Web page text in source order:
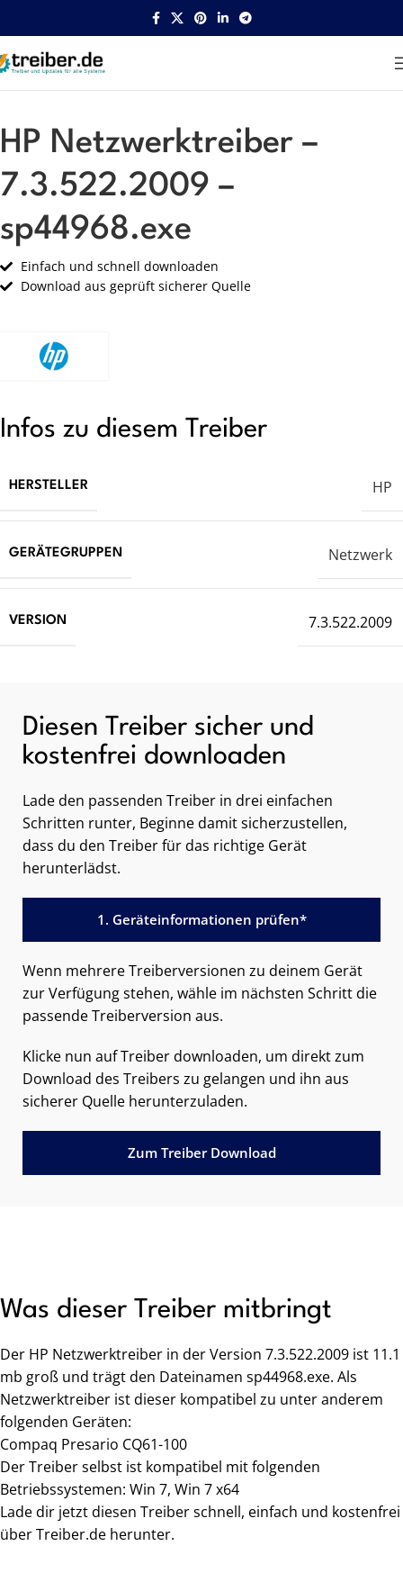
Startseite HP Netzwerk
HP Netzwerktreiber –
7.3.522.2009 –
sp44968.exe
Einfach und schnell downloaden
Download aus geprüft sicherer Quelle
Infos zu diesem Treiber
HERSTELLER HP
GERÄTEGRUPPEN Netzwerk
VERSION 7.3.522.2009
Diesen Treiber sicher und
kostenfrei downloaden
Lade den passenden Treiber in drei einfachen
Schritten runter, Beginne damit sicherzustellen,
dass du den Treiber für das richtige Gerät
herunterlädst.
1. Geräteinformationen prüfen*
Wenn mehrere Treiberversionen zu deinem Gerät
zur Verfügung stehen, wähle im nächsten Schritt die
passende Treiberversion aus.
Klicke nun auf Treiber downloaden, um direkt zum
Download des Treibers zu gelangen und ihn aus
sicherer Quelle herunterzuladen.
Zum Treiber Download
Was dieser Treiber mitbringt
Der HP Netzwerktreiber in der Version 7.3.522.2009 ist 11.1
mb groß und trägt den Dateinamen sp44968.exe. Als
Netzwerktreiber ist dieser kompatibel zu unter anderem
folgenden Geräten:
Compaq Presario CQ61-100
Der Treiber selbst ist kompatibel mit folgenden
Betriebssystemen: Win 7, Win 7 x64
Lade dir jetzt diesen Treiber schnell, einfach und kostenfrei
über Treiber.de herunter.